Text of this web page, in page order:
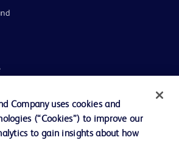
Blogs
Company uses cookies and
(“Cookies”) to improve our
to gain insights about how